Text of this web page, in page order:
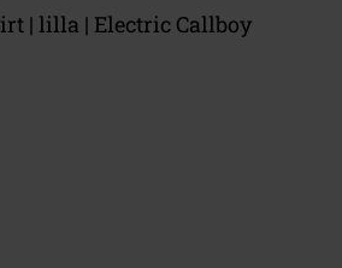
| lilla | Electric Callboy